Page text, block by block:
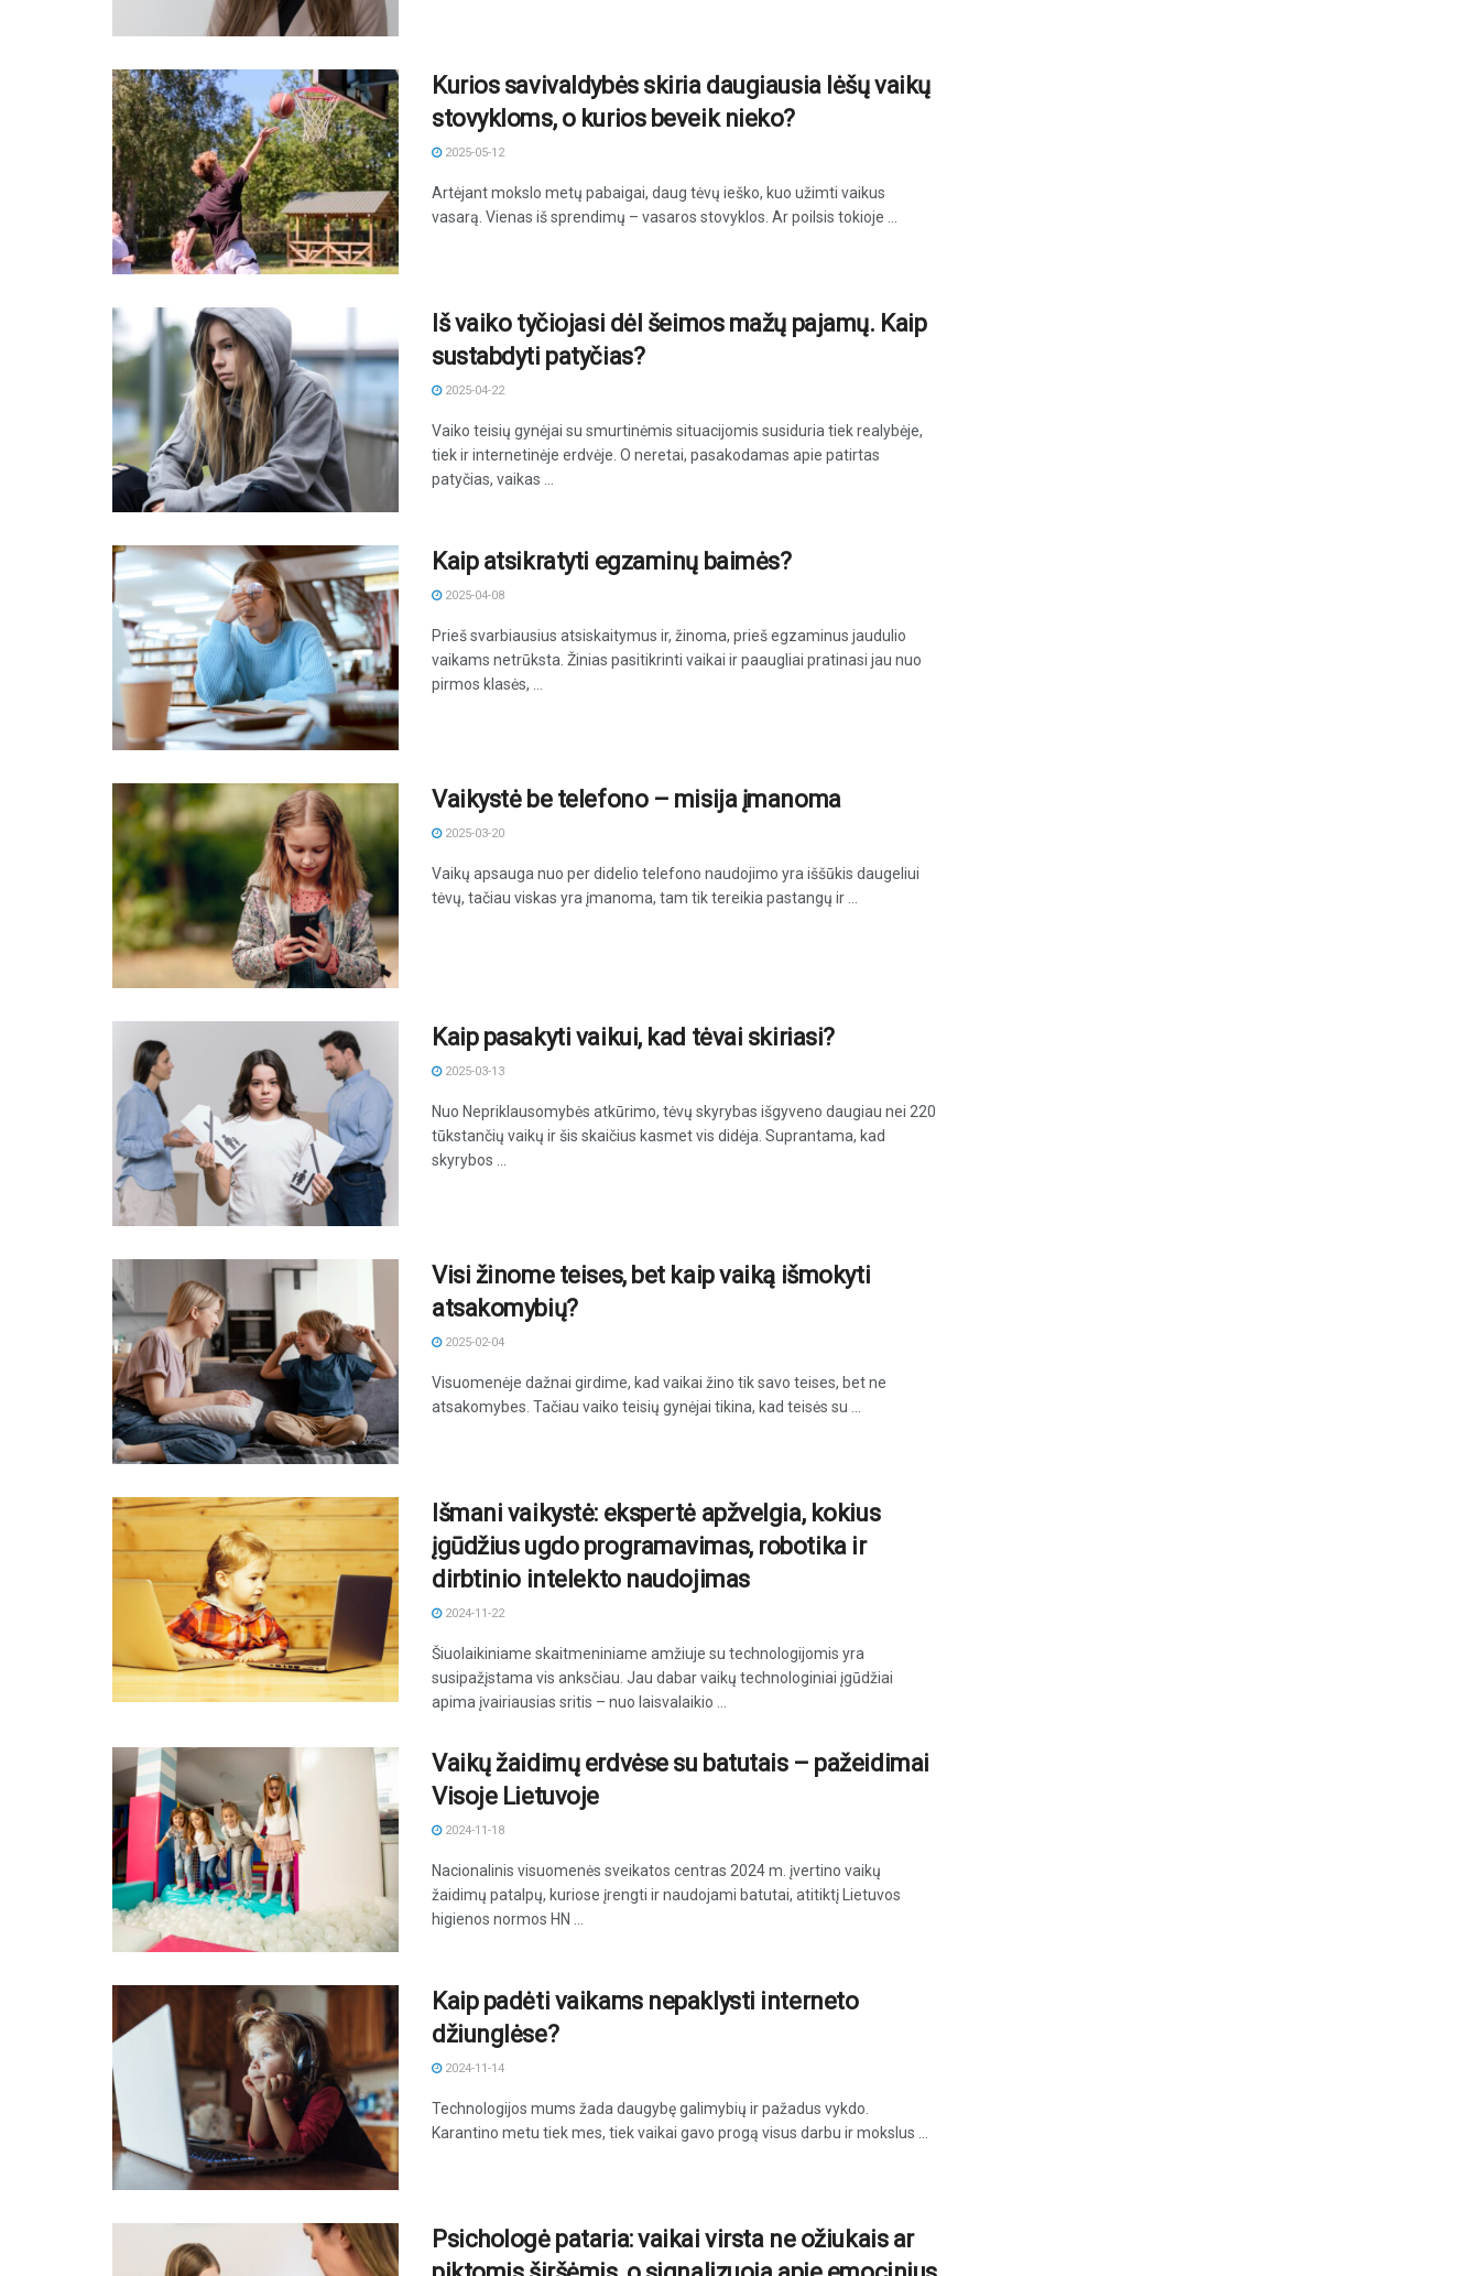
Kurios savivaldybės skiria daugiausia lėšų vaikų
stovykloms, o kurios beveik nieko?
2025-05-12
Artėjant mokslo metų pabaigai, daug tėvų ieško, kuo užimti vaikus
vasarą. Vienas iš sprendimų – vasaros stovyklos. Ar poilsis tokioje ...
Iš vaiko tyčiojasi dėl šeimos mažų pajamų. Kaip
sustabdyti patyčias?
2025-04-22
Vaiko teisių gynėjai su smurtinėmis situacijomis susiduria tiek realybėje,
tiek ir internetinėje erdvėje. O neretai, pasakodamas apie patirtas
patyčias, vaikas ...
Kaip atsikratyti egzaminų baimės?
2025-04-08
Prieš svarbiausius atsiskaitymus ir, žinoma, prieš egzaminus jaudulio
vaikams netrūksta. Žinias pasitikrinti vaikai ir paaugliai pratinasi jau nuo
pirmos klasės, ...
Vaikystė be telefono – misija įmanoma
2025-03-20
Vaikų apsauga nuo per didelio telefono naudojimo yra iššūkis daugeliui
tėvų, tačiau viskas yra įmanoma, tam tik tereikia pastangų ir ...
Kaip pasakyti vaikui, kad tėvai skiriasi?
2025-03-13
Nuo Nepriklausomybės atkūrimo, tėvų skyrybas išgyveno daugiau nei 220
tūkstančių vaikų ir šis skaičius kasmet vis didėja. Suprantama, kad
skyrybos ...
Visi žinome teises, bet kaip vaiką išmokyti
atsakomybių?
2025-02-04
Visuomenėje dažnai girdime, kad vaikai žino tik savo teises, bet ne
atsakomybes. Tačiau vaiko teisių gynėjai tikina, kad teisės su ...
Išmani vaikystė: ekspertė apžvelgia, kokius
įgūdžius ugdo programavimas, robotika ir
dirbtinio intelekto naudojimas
2024-11-22
Šiuolaikiniame skaitmeniniame amžiuje su technologijomis yra
susipažįstama vis anksčiau. Jau dabar vaikų technologiniai įgūdžiai
apima įvairiausias sritis – nuo laisvalaikio ...
Vaikų žaidimų erdvėse su batutais – pažeidimai
Visoje Lietuvoje
2024-11-18
Nacionalinis visuomenės sveikatos centras 2024 m. įvertino vaikų
žaidimų patalpų, kuriose įrengti ir naudojami batutai, atitiktį Lietuvos
higienos normos HN ...
Kaip padėti vaikams nepaklysti interneto
džiunglėse?
2024-11-14
Technologijos mums žada daugybę galimybių ir pažadus vykdo.
Karantino metu tiek mes, tiek vaikai gavo progą visus darbu ir mokslus ...
Psichologė pataria: vaikai virsta ne ožiukais ar